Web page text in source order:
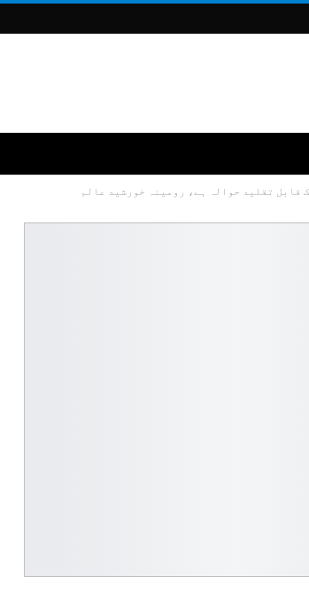
قابل تقلید حوالہ ہے، رومینہ خورشید عالم